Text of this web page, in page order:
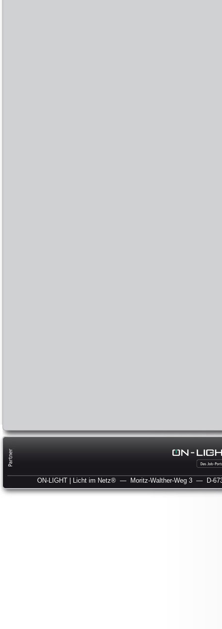
ON-LIGHT | Licht im Netz® — Moritz-Walther-Weg 3 — D-